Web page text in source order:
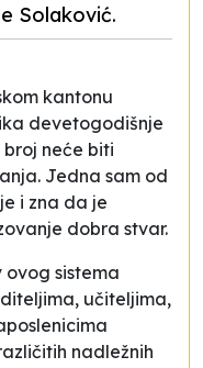
Solaković.
kantonu
devetogodišnje
neće biti
Jedna sam od
i zna da je
dobra stvar.
ovog sistema
učiteljima,
nadležnih